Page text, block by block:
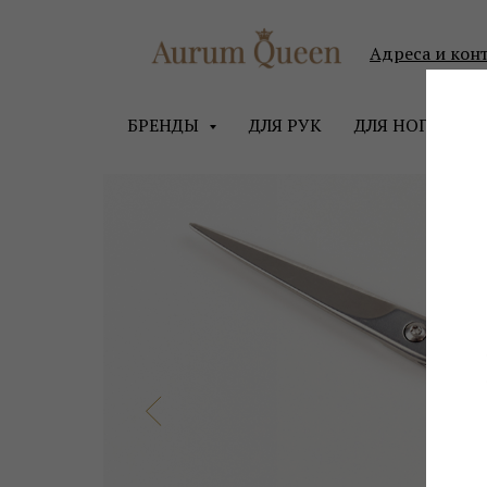
Адреса и
БРЕНДЫ ДЛЯ РУК ДЛЯ НОГ